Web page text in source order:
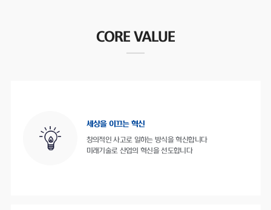
CORE VALUE
세상을 이끄는 혁신
창의적인 사고로 일하는 방식을 혁신합니다
미래기술로 산업의 혁신을 선도합니다